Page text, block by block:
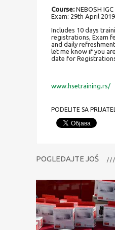
Course:NEBOSH
Exam: 29th April 2019
Includes 10 days
registrations, Exam
and daily
let me know if you
date for
www.hsetraining.rs/
PODELITE SA
POGLEDAJTE JOŠ